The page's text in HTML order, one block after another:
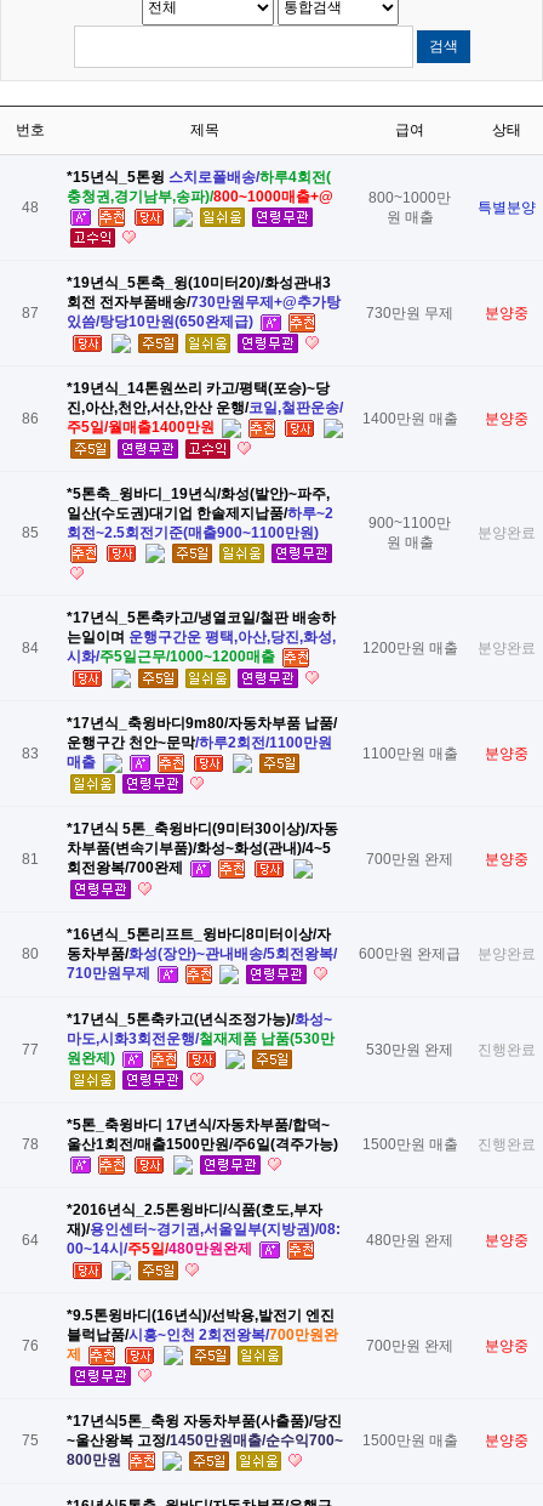
번호 제목 급여 상태
48
*15년식_5톤윙 ​스치로폴배송/​하루4회전(
충청권,경기남부,송파)/​800~1000매출+@
800~1000만
원 매출
특별분양
87
*19년식_5톤축_윙(10미터20)/화성관내3
회전 전자부품배송/​730만원무제+@추가탕
있씀/탕당10만원(650완제급)
730만원 무제 분양중
86
*19년식_14톤원쓰리 카고/평택(포승)~당
진,아산,천안,서산,안산 운행/​코일,철판운송/
주5일/월매출1400만원
1400만원 매출 분양중
85
​*5톤축_윙바디_19년식/화성(발안)~파주,
일산(수도권)대기업 한솔제지납품/하루~2
회전~2.5회전기준(매출900~1100만원)
900~1100만
원 매출
분양완료
84
*17년식_5톤축카고/냉열코일/철판 배송하
는일이며 ​운행구간운 평택,아산,당진,화성,
시화/​주5일근무/1000~1200매출 1200만원 매출 분양완료
83
*17년식_축윙바디9m80/자동차부품 납품/
운행구간 천안~문막​/하루2회전/1100만원
매출
1100만원 매출 분양중
81
*17년식 5톤_축윙바디(9미터30이상)/자동
차부품(변속기부품)/화성~화성(관내)/4~5
회전왕복/700완제
700만원 완제 분양중
80
*16년식_5톤리프트_윙바디8미터이상/자
동차부품/화성(장안)~관내배송/5회전왕복/
710만원무제
600만원 완제급 분양완료
77
*17년식_5톤축카고(년식조정가능)/​화성~
마도,시화3회전운행/​철재제품 납품(530만
원완제)
530만원 완제 진행완료
78
*5톤_축윙바디 17년식/자동차부품/합덕~
울산1회전/매출1500만원/주6일(격주가능)
1500만원 매출 진행완료
64
*2016년식_2.5톤윙바디/식품(호도,부자
재)/​용인센터~경기권,서울일부(지방권)/08:
00~14시/​주5일/​480만원완제 480만원 완제 분양중
76
*9.5톤윙바디(16년식)/선박용,발전기 엔진
블럭납품/​시흥~인천 2회전왕복/​700만원완
제
700만원 완제 분양중
75
*17년식5톤_축윙 자동차부품(사출품)/당진
~울산왕복 고정/​1450만원매출/순수익700~
800만원
1500만원 매출 분양중